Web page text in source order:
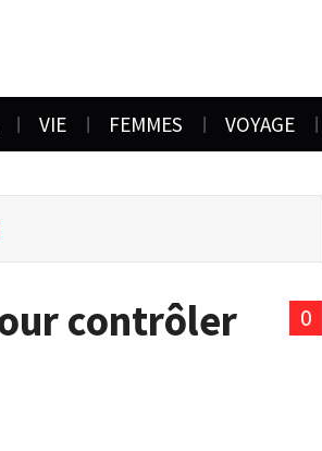
VIE FEMMES VOYAGE
0
contrôler